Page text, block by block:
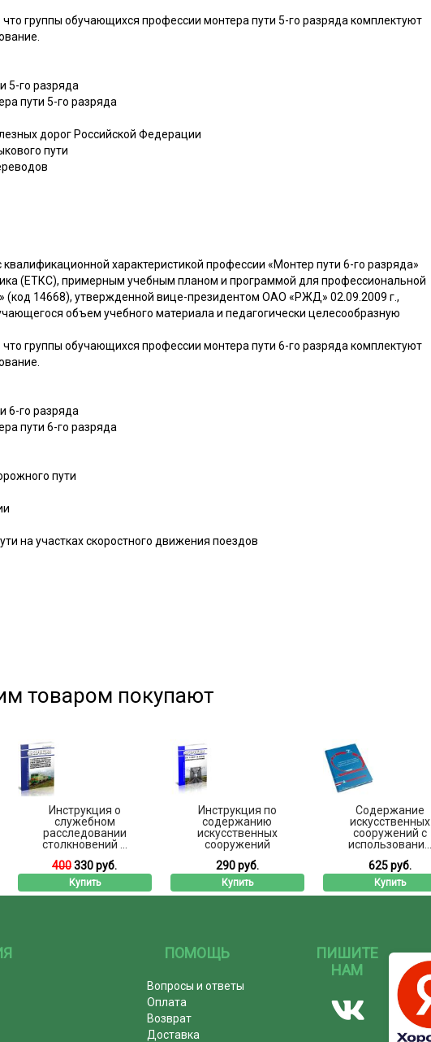
группы обучающихся профессии монтера пути 5-го разряда комплектуют
5-го разряда
пути 5-го разряда
дорог Российской Федерации
пути
характеристикой профессии «Монтер пути 6-го разряда»
(ЕТКС), примерным учебным планом и программой для профессиональной
(код 14668), утвержденной вице-президентом ОАО «РЖД» 02.09.2009 г.,
объем учебного материала и педагогически целесообразную
группы обучающихся профессии монтера пути 6-го разряда комплектуют
6-го разряда
пути 6-го разряда
пути
на участках скоростного движения поездов
товаром покупают
Инструкция о
служебном
расследовании
столкновений ...
400330 руб.
Купить
Инструкция по
содержанию
искусственных
сооружений
290 руб.
Купить
Содержание
искусственных
сооружений с
использовани...
625 руб.
Купить
ПОМОЩЬ
Вопросы и ответы
Оплата
Возврат
Доставка
ПИШИТЕ
НАМ